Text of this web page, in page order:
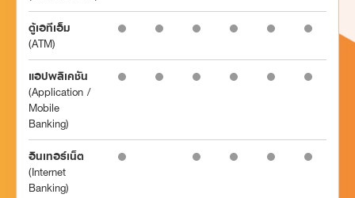
ตู้เอทีเอ็ม
(ATM)
แอปพลิเคชัน
(Application /
Mobile
Banking)
อินเทอร์เน็ต
(Internet
Banking)